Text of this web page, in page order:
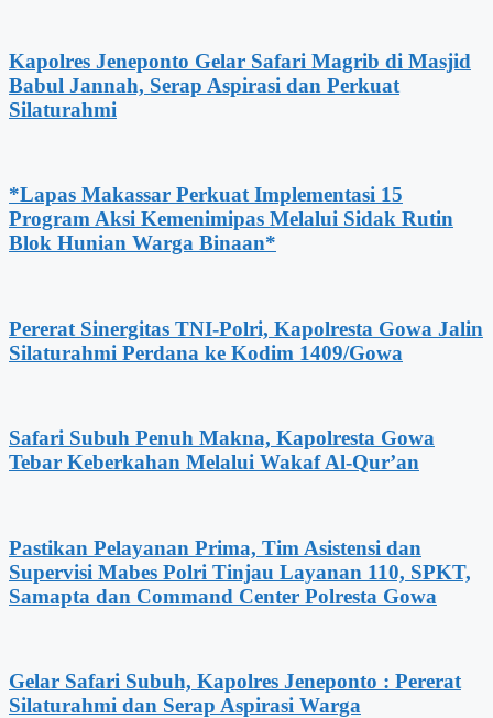
Kapolres Jeneponto Gelar Safari Magrib di Masjid
Babul Jannah, Serap Aspirasi dan Perkuat
Silaturahmi
*Lapas Makassar Perkuat Implementasi 15
Program Aksi Kemenimipas Melalui Sidak Rutin
Blok Hunian Warga Binaan*
Pererat Sinergitas TNI-Polri, Kapolresta Gowa Jalin
Silaturahmi Perdana ke Kodim 1409/Gowa
Safari Subuh Penuh Makna, Kapolresta Gowa
Tebar Keberkahan Melalui Wakaf Al-Qur’an
Pastikan Pelayanan Prima, Tim Asistensi dan
Supervisi Mabes Polri Tinjau Layanan 110, SPKT,
Samapta dan Command Center Polresta Gowa
Gelar Safari Subuh, Kapolres Jeneponto : Pererat
Silaturahmi dan Serap Aspirasi Warga